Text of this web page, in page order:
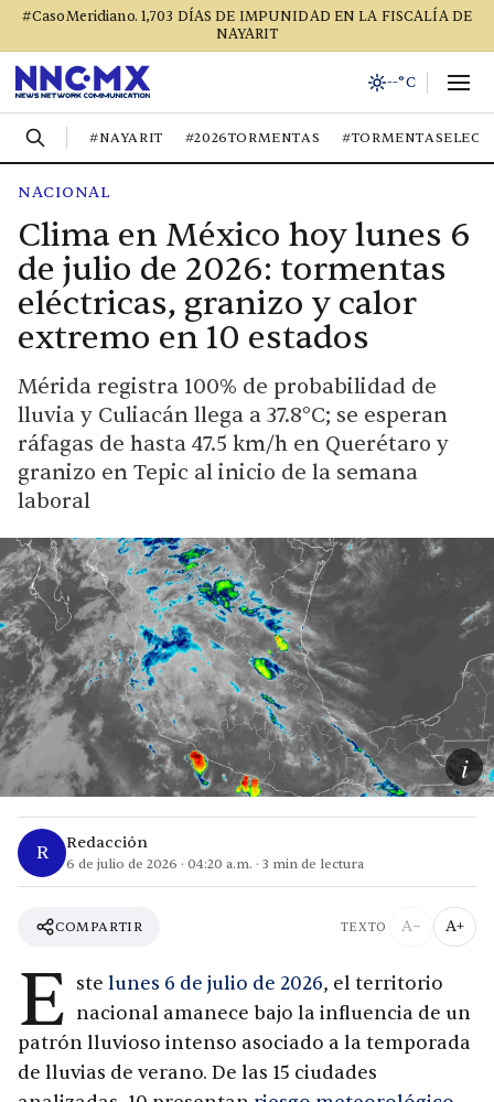
#CasoMeridiano. 1,703 DÍAS DE IMPUNIDAD EN LA FISCALÍA DE
NAYARIT
--°C
#NAYARIT #2026TORMENTAS
NACIONAL
Clima en México hoy lunes 6
de julio de 2026: tormentas
eléctricas, granizo y calor
extremo en 10 estados
Mérida registra 100% de probabilidad de
lluvia y Culiacán llega a 37.8°C; se esperan
ráfagas de hasta 47.5 km/h en Querétaro y
granizo en Tepic al inicio de la semana
laboral
i
R Redacción
6 de julio de 2026 · 04:20 a.m. · 3 min de lectura
COMPARTIR TEXTO A− A+
E ste lunes 6 de julio de 2026, el territorio
nacional amanece bajo la influencia de un
patrón lluvioso intenso asociado a la temporada
de lluvias de verano. De las 15 ciudades